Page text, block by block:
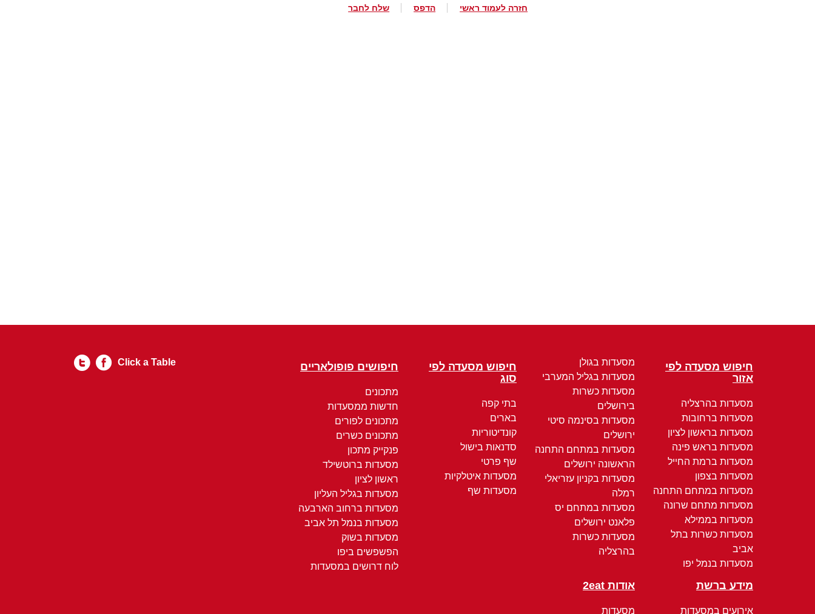
חזרה לעמוד ראשי הדפס שלח לחבר
חיפוש מסעדה לפי
אזור
מסעדות בהרצליה
מסעדות ברחובות
מסעדות בראשון לציון
מסעדות בראש פינה
מסעדות ברמת החייל
מסעדות בצפון
מסעדות במתחם התחנה
מסעדות מתחם שרונה
מסעדות בממילא
מסעדות כשרות בתל
אביב
מסעדות בנמל יפו
מסעדות בגולן
מסעדות בגליל המערבי
מסעדות כשרות
בירושלים
מסעדות בסינמה סיטי
ירושלים
מסעדות במתחם התחנה
הראשונה ירושלים
מסעדות בקניון עזריאלי
רמלה
מסעדות במתחם יס
פלאנט ירושלים
מסעדות כשרות
בהרצליה
חיפוש מסעדה לפי
סוג
בתי קפה
בארים
קונדיטוריות
סדנאות בישול
שף פרטי
מסעדות איטלקיות
מסעדות שף
חיפושים פופולאריים
מתכונים
חדשות ממסעדות
מתכונים לפורים
מתכונים כשרים
פנקייק מתכון
מסעדות ברוטשילד
ראשון לציון
מסעדות בגליל העליון
מסעדות ברחוב הארבעה
מסעדות בנמל תל אביב
מסעדות בשוק
הפשפשים ביפו
לוח דרושים במסעדות
מידע ברשת
אירועים במסעדות
אודות 2eat
מסעדות
Click a Table